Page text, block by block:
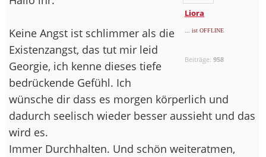
Liora
... ist OFFLINE
Beiträge:958
Keine Angst ist schlimmer als die
Existenzangst, das tut mir leid
Georgie, ich kenne dieses tiefe
bedrückende Gefühl. Ich
wünsche dir dass es morgen körperlich und
dadurch seelisch wieder besser aussieht und das
wird es.
Immer Durchhalten. Und schön weiteratmen,